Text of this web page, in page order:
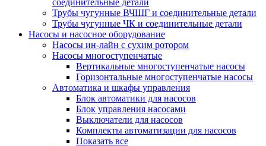
соединительные детали
Трубы чугунные ВЧШГ и соединительные детали
Трубы чугунные ЧК и соединительные детали
Насосы и насосное оборудование
Насосы ин-лайн с сухим ротором
Насосы многоступенчатые
Вертикальные многоступенчатые насосы
Горизонтальные многоступенчатые насосы
Автоматика и шкафы управления
Блок автоматики для насосов
Блок управления насосами
Выключатели для насосов
Комплекты автоматизации для насосов
Показать все